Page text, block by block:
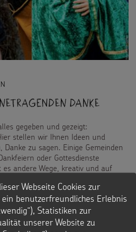
DANKE
gegeben und gezeigt:
stellen wir Ihnen Ideen und
Danke zu sagen. Einige Gemeinden
oder Gottesdienste
andere Wege, kreativ und auf
:
SAGT
EUREN
Webseite Cookies zur
benutzerfreundliches Erlebnis
Statistiken zur
unserer Website zu